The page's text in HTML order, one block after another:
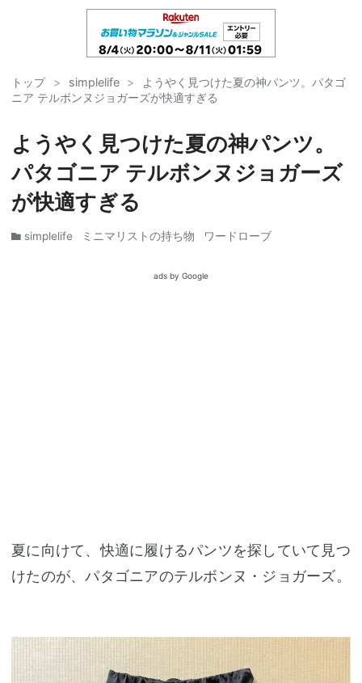
トップ > simplelife >
ようやく見つけた夏の神パンツ。パタゴ
ニア テルボンヌジョガーズが快適すぎる
ようやく見つけた夏の神パンツ。
パタゴニア テルボンヌジョガーズ
が快適すぎる
simplelife ミニマリストの持ち物 ワードローブ
ads by Google
夏に向けて、快適に履けるパンツを探していて見つ
けたのが、パタゴニアのテルボンヌ・ジョガーズ。